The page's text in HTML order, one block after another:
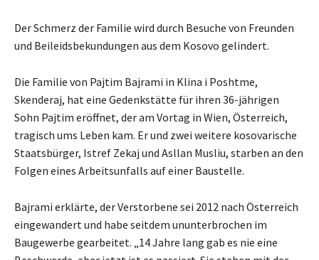
Der Schmerz der Familie wird durch Besuche von Freunden
und Beileidsbekundungen aus dem Kosovo gelindert.
Die Familie von Pajtim Bajrami in Klina i Poshtme,
Skenderaj, hat eine Gedenkstätte für ihren 36-jährigen
Sohn Pajtim eröffnet, der am Vortag in Wien, Österreich,
tragisch ums Leben kam. Er und zwei weitere kosovarische
Staatsbürger, Istref Zekaj und Asllan Musliu, starben an den
Folgen eines Arbeitsunfalls auf einer Baustelle.
Bajrami erklärte, der Verstorbene sei 2012 nach Österreich
eingewandert und habe seitdem ununterbrochen im
Baugewerbe gearbeitet. „14 Jahre lang gab es nie eine